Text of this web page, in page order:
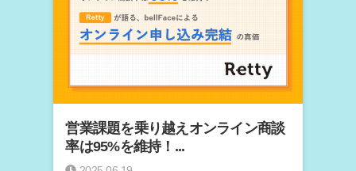
営業課題を乗り越えオンライン商談
率は95%を維持！...